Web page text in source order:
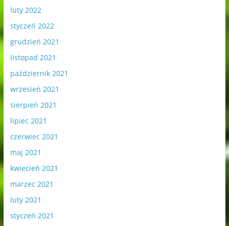
luty 2022
styczeń 2022
grudzień 2021
listopad 2021
październik 2021
wrzesień 2021
sierpień 2021
lipiec 2021
czerwiec 2021
maj 2021
kwiecień 2021
marzec 2021
luty 2021
styczeń 2021